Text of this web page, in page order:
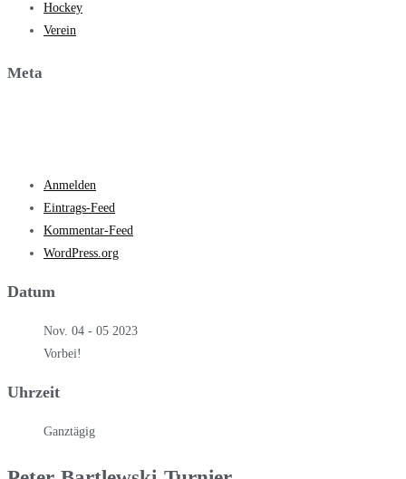
Hockey
Verein
Meta
Anmelden
Eintrags-Feed
Kommentar-Feed
WordPress.org
Datum
Nov. 04 - 05 2023
Vorbei!
Uhrzeit
Ganztägig